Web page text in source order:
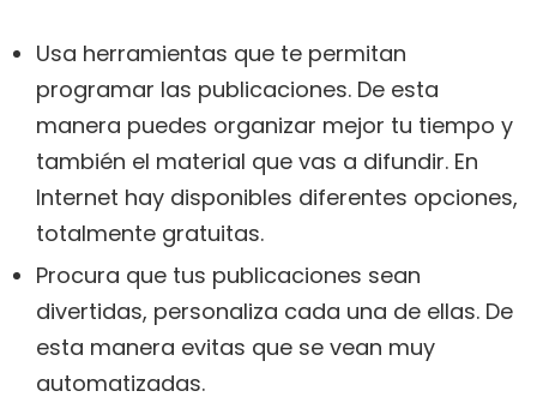
Usa herramientas que te permitan
programar las publicaciones. De esta
manera puedes organizar mejor tu tiempo y
también el material que vas a difundir. En
Internet hay disponibles diferentes opciones,
totalmente gratuitas.
Procura que tus publicaciones sean
divertidas, personaliza cada una de ellas. De
esta manera evitas que se vean muy
automatizadas.